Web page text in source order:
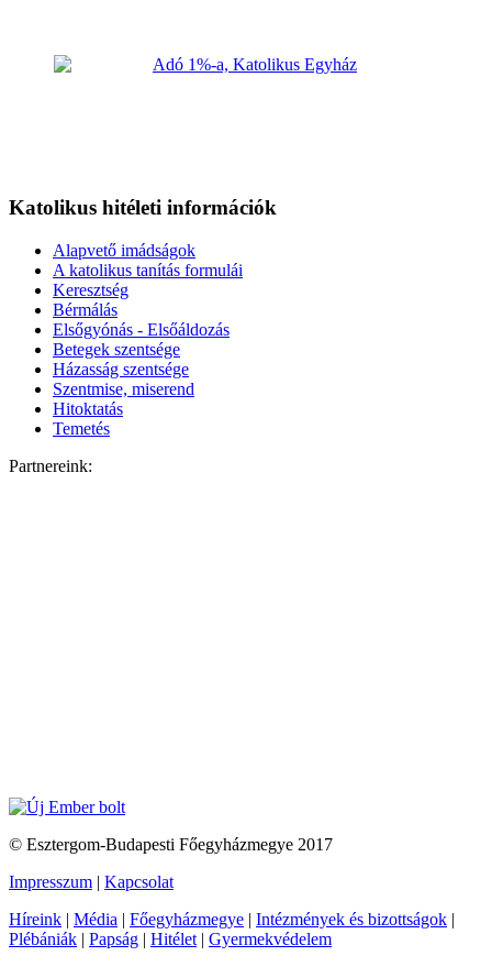
Katolikus hitéleti információk
Alapvető imádságok
A katolikus tanítás formulái
Keresztség
Bérmálás
Elsőgyónás - Elsőáldozás
Betegek szentsége
Házasság szentsége
Szentmise, miserend
Hitoktatás
Temetés
Partnereink:
© Esztergom-Budapesti Főegyházmegye 2017
Impresszum | Kapcsolat
Híreink | Média | Főegyházmegye | Intézmények és bizottságok |
Plébániák | Papság | Hitélet | Gyermekvédelem